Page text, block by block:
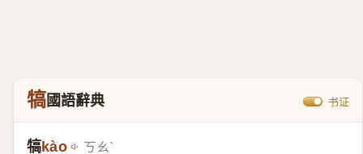
犒國語辭典 书证
犒kào ㄎㄠˋ